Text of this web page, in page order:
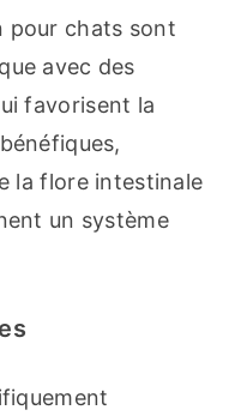
pour chats sont
avec des
favorisent la
la flore intestinale
un système